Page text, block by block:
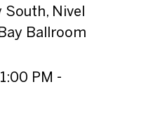
South, Nivel
Ballroom
PM -